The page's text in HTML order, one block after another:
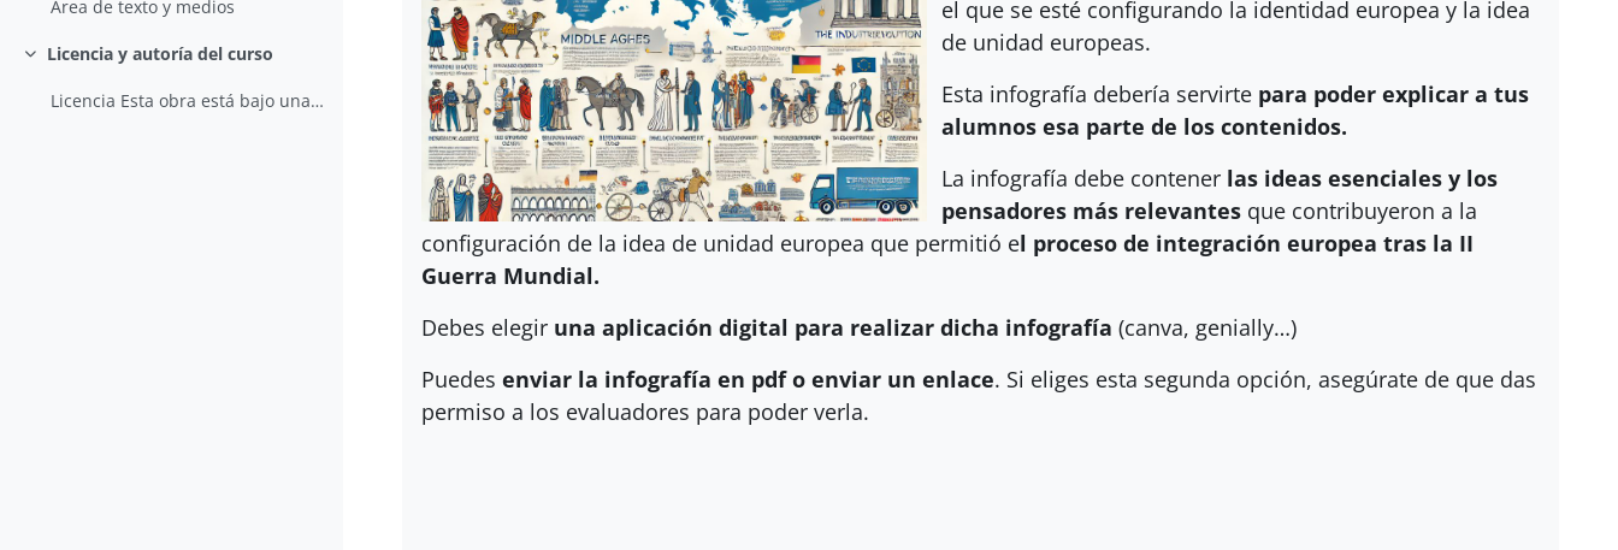
Área de texto y medios
Colapsar
Licencia y autoría del curso
Licencia Esta obra está bajo una licencia de Creat...
el que se esté configurando la identidad europea y la idea
de unidad europeas.
Esta infografía debería servirte para poder explicar a tus
alumnos esa parte de los contenidos.
La infografía debe contener las ideas esenciales y los
pensadores más relevantes que contribuyeron a la
configuración de la idea de unidad europea que permitió el proceso de integración europea tras la II
Guerra Mundial.
Debes elegir una aplicación digital para realizar dicha infografía (canva, genially…)
Puedes enviar la infografía en pdf o enviar un enlace. Si eliges esta segunda opción, asegúrate de que das
permiso a los evaluadores para poder verla.